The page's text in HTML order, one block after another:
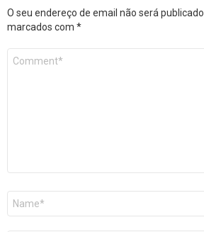
O seu endereço de email não será publicado.
marcados com *